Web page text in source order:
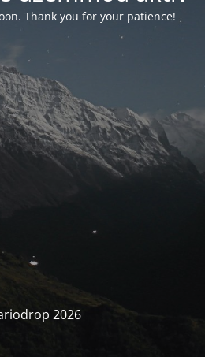
Thank you for your patience!
2026